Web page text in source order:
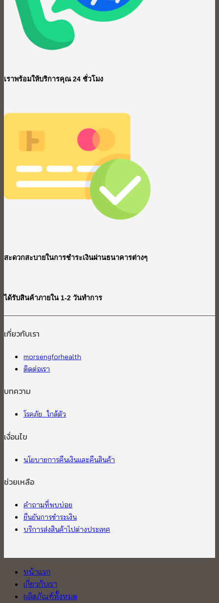
เราพร้อมให้บริการคุณ 24 ชั่วโมง
สะดวกสะบายในการชำระเงินผ่านธนาคารต่างๆ
ได้รับสินค้าภายใน 1-2 วันทำการ
เกี่ยวกับเรา​
morsengforhealth
ติดต่อเรา
บทความ
โรคภัย...ใกล้ตัว
เงื่อนไข
นโยบายการคืนเงินและคืนสินค้า
ช่วยเหลือ
คำถามที่พบบ่อย
ยืนยันการชำระเงิน
บริการส่งสินค้าไปต่างประเทศ
หน้าแรก
เกี่ยวกับเรา
ผลิตภัณฑ์ทั้งหมด